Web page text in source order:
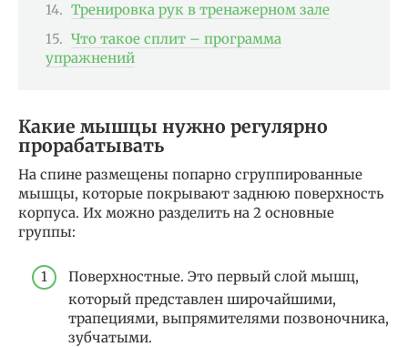
Тренировка рук в тренажерном зале
Что такое сплит – программа
упражнений
Какие мышцы нужно регулярно
прорабатывать
На спине размещены попарно сгруппированные
мышцы, которые покрывают заднюю поверхность
корпуса. Их можно разделить на 2 основные
группы:
Поверхностные. Это первый слой мышц,
который представлен широчайшими,
трапециями, выпрямителями позвоночника,
зубчатыми.